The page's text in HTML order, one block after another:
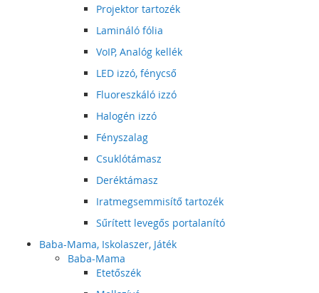
Projektor tartozék
Lamináló fólia
VoIP, Analóg kellék
LED izzó, fénycső
Fluoreszkáló izzó
Halogén izzó
Fényszalag
Csuklótámasz
Deréktámasz
Iratmegsemmisítő tartozék
Sűrített levegős portalanító
Baba-Mama, Iskolaszer, Játék
Baba-Mama
Etetőszék